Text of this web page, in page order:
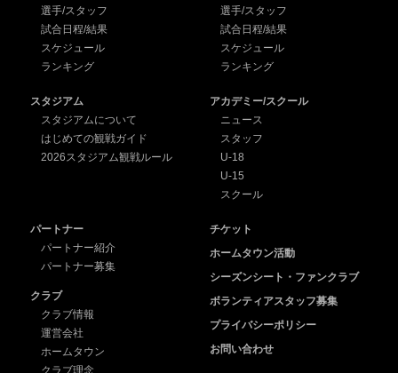
選手/スタッフ
試合日程/結果
スケジュール
ランキング
選手/スタッフ
試合日程/結果
スケジュール
ランキング
スタジアム
スタジアムについて
はじめての観戦ガイド
2026スタジアム観戦ルール
アカデミー/スクール
ニュース
スタッフ
U-18
U-15
スクール
パートナー
パートナー紹介
パートナー募集
クラブ
クラブ情報
運営会社
ホームタウン
チケット
ホームタウン活動
シーズンシート・ファンクラブ
ボランティアスタッフ募集
プライバシーポリシー
お問い合わせ